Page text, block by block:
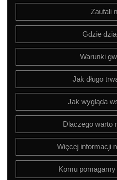
Zaufali
Gdzie
Warunki
Jak długo
Jak wygląda
Dlaczego warto
Więcej informacji
Komu